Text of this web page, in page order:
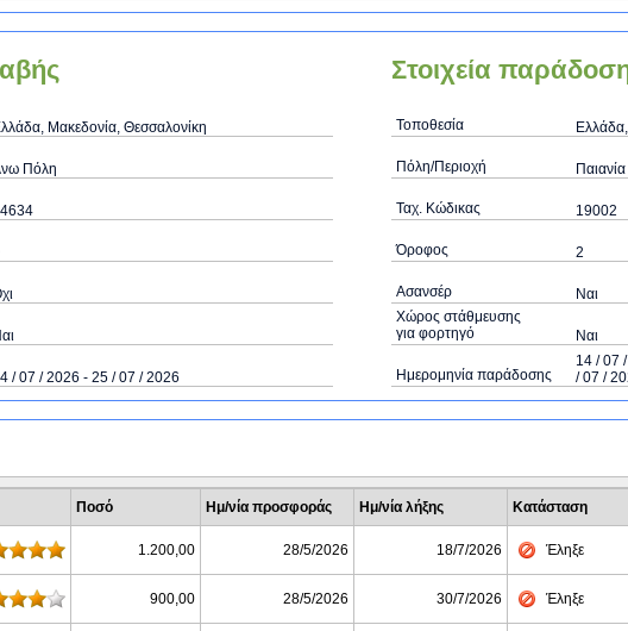
Μακεδονία, Θεσσαλονίκη
Πόλη
/ 07 / 2026 - 25 / 07 / 2026
Στοιχεία
Τοποθεσία
Πόλη/Περιοχή Παιανία
Ταχ. Κώδικας 19002
Όροφος 2
Ασανσέρ
Ναι
Χώρος στάθμευσης
για φορτηγό
Ναι
Ημερομηνία παράδοσης
14 / 07
/ 07 /
Ποσό Ημ/νία προσφοράς Ημ/νία λήξης Κατάσταση
1.200,00 28/5/2026 18/7/2026 Έληξε
900,00 28/5/2026 30/7/2026 Έληξε